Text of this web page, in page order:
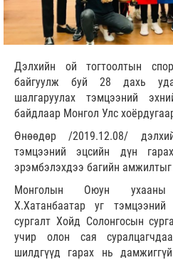
Дэлхийн ой тогтоолтын
байгуулж буй 28 дахь
шалгаруулах тэмцээний
байдлаар Монгол Улс
Өнөөдөр /2019.12.08/
тэмцээний эцсийн дүн
эрэмбэлэхдээ багийн амжилтыг
Монголын Оюун ухааны
Х.Хатанбаатар уг
сургалт Хойд Солонгосын
учир олон сая
шилдгүүд гарах нь